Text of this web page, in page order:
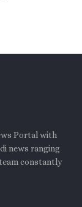
Portal with
news ranging
constantly